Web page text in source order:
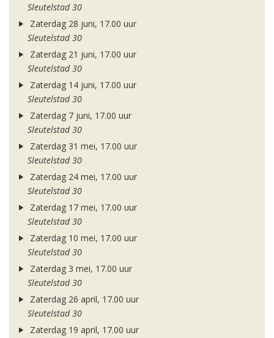
Sleutelstad 30
Zaterdag 28 juni, 17.00 uur
Sleutelstad 30
Zaterdag 21 juni, 17.00 uur
Sleutelstad 30
Zaterdag 14 juni, 17.00 uur
Sleutelstad 30
Zaterdag 7 juni, 17.00 uur
Sleutelstad 30
Zaterdag 31 mei, 17.00 uur
Sleutelstad 30
Zaterdag 24 mei, 17.00 uur
Sleutelstad 30
Zaterdag 17 mei, 17.00 uur
Sleutelstad 30
Zaterdag 10 mei, 17.00 uur
Sleutelstad 30
Zaterdag 3 mei, 17.00 uur
Sleutelstad 30
Zaterdag 26 april, 17.00 uur
Sleutelstad 30
Zaterdag 19 april, 17.00 uur